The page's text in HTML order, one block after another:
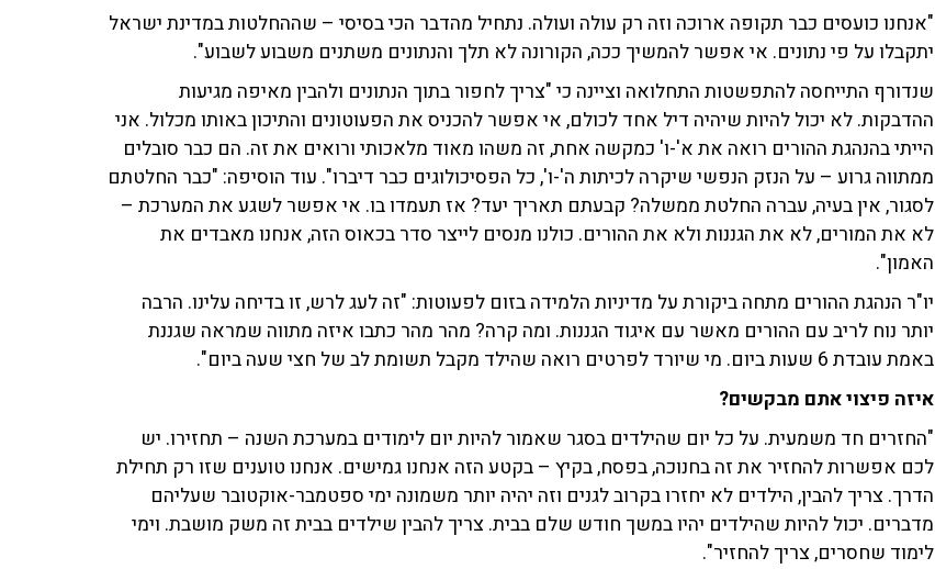
"אנחנו כועסים כבר תקופה ארוכה וזה רק עולה ועולה. נתחיל מהדבר הכי בסיסי – שההחלטות במדינת ישראל
יתקבלו על פי נתונים. אי אפשר להמשיך ככה, הקורונה לא תלך והנתונים משתנים משבוע לשבוע".
שנדורף התייחסה להתפשטות התחלואה וציינה כי "צריך לחפור בתוך הנתונים ולהבין מאיפה מגיעות
ההדבקות. לא יכול להיות שיהיה דיל אחד לכולם, אי אפשר להכניס את הפעוטונים והתיכון באותו מכלול. אני
הייתי בהנהגת ההורים רואה את א'-ו' כמקשה אחת, זה משהו מאוד מלאכותי ורואים את זה. הם כבר סובלים
ממתווה גרוע – על הנזק הנפשי שיקרה לכיתות ה'-ו', כל הפסיכולוגים כבר דיברו". עוד הוסיפה: "כבר החלטתם
לסגור, אין בעיה, עברה החלטת ממשלה? קבעתם תאריך יעד? אז תעמדו בו. אי אפשר לשגע את המערכת –
לא את המורים, לא את הגננות ולא את ההורים. כולנו מנסים לייצר סדר בכאוס הזה, אנחנו מאבדים את
האמון".
יו"ר הנהגת ההורים מתחה ביקורת על מדיניות הלמידה בזום לפעוטות: "זה לעג לרש, זו בדיחה עלינו. הרבה
יותר נוח לריב עם ההורים מאשר עם איגוד הגננות. ומה קרה? מהר מהר כתבו איזה מתווה שמראה שגננת
באמת עובדת 6 שעות ביום. מי שיורד לפרטים רואה שהילד מקבל תשומת לב של חצי שעה ביום".
איזה פיצוי אתם מבקשים?
"החזרים חד משמעית. על כל יום שהילדים בסגר שאמור להיות יום לימודים במערכת השנה – תחזירו. יש
לכם אפשרות להחזיר את זה בחנוכה, בפסח, בקיץ – בקטע הזה אנחנו גמישים. אנחנו טוענים שזו רק תחילת
הדרך. צריך להבין, הילדים לא יחזרו בקרוב לגנים וזה יהיה יותר משמונה ימי ספטמבר-אוקטובר שעליהם
מדברים. יכול להיות שהילדים יהיו במשך חודש שלם בבית. צריך להבין שילדים בבית זה משק מושבת. וימי
לימוד שחסרים, צריך להחזיר".